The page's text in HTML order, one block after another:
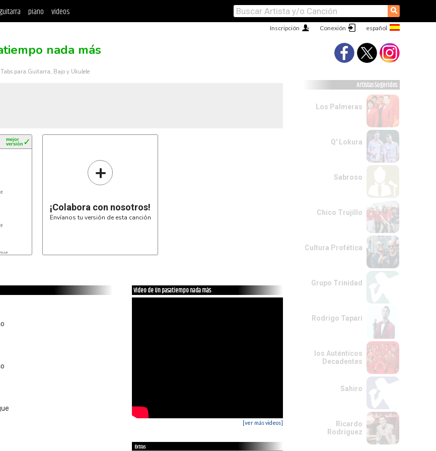
piano videos ⚲
Conexión
Inscripción
nada más
Tabs para Guitarra, Bajo y Ukulele
✓
mejor
versión
+
¡Colabora con nosotros!
Envíanos tu versión de esta canción
Video de Un pasatiempo nada más
[ver más videos]
Extras
Artistas Sugeridos
Los Palmeras
Q' Lokura
Sabroso
Chico Trujillo
Cultura Profética
Grupo Trinidad
Rodrigo Tapari
los Auténticos
Decadentes
Sahiro
Ricardo
Rodríguez